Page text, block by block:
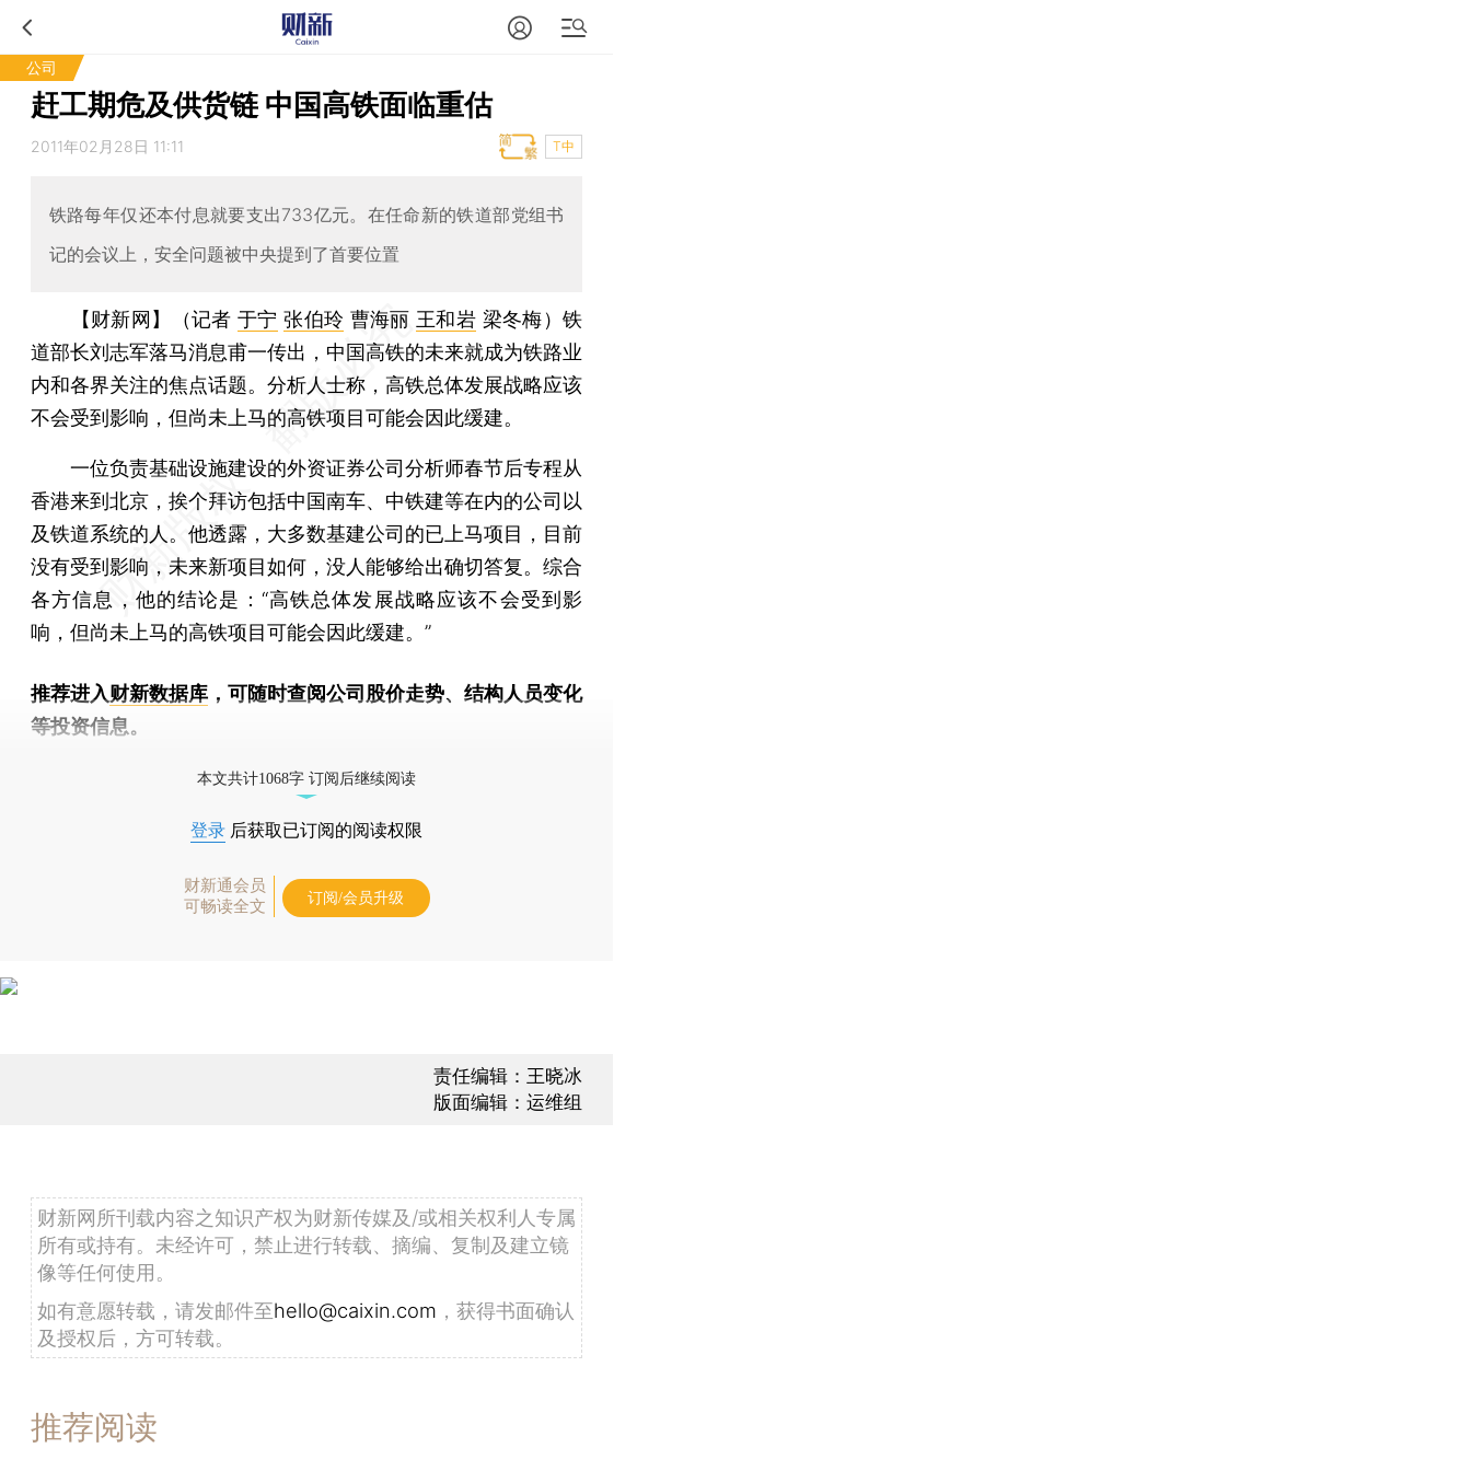
公司
赶工期危及供货链 中国高铁面临重估
2011年02月28日 11:11 T中
铁路每年仅还本付息就要支出733亿元。在任命新的铁道部党组书
记的会议上，安全问题被中央提到了首要位置
【财新网】（记者于宁 张伯玲 曹海丽 王和岩 梁冬梅）铁
道部长刘志军落马消息甫一传出，中国高铁的未来就成为铁路业
内和各界关注的焦点话题。分析人士称，高铁总体发展战略应该
不会受到影响，但尚未上马的高铁项目可能会因此缓建。
一位负责基础设施建设的外资证券公司分析师春节后专程从
香港来到北京，挨个拜访包括中国南车、中铁建等在内的公司以
及铁道系统的人。他透露，大多数基建公司的已上马项目，目前
没有受到影响，未来新项目如何，没人能够给出确切答复。综合
各方信息，他的结论是：“高铁总体发展战略应该不会受到影
响，但尚未上马的高铁项目可能会因此缓建。”
推荐进入财新数据库 ，可随时查阅公司股价走势、结构人员变化
等投资信息。
本文共计1068字 订阅后继续阅读
登录 后获取已订阅的阅读权限
财新通会员
可畅读全文
订阅/会员升级
责任编辑：王晓冰
版面编辑：运维组
财新网所刊载内容之知识产权为财新传媒及/或相关权利人专属
所有或持有。未经许可，禁止进行转载、摘编、复制及建立镜
像等任何使用。
如有意愿转载，请发邮件至hello@caixin.com ，获得书面确认
及授权后，方可转载。
推荐阅读